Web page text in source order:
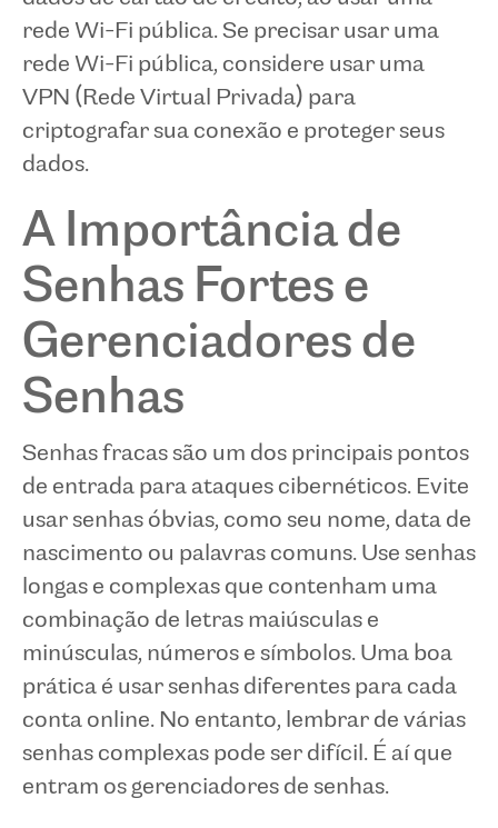
rede Wi-Fi pública. Se precisar usar uma
rede Wi-Fi pública, considere usar uma
VPN (Rede Virtual Privada) para
criptografar sua conexão e proteger seus
dados.
A Importância de
Senhas Fortes e
Gerenciadores de
Senhas
Senhas fracas são um dos principais pontos
de entrada para ataques cibernéticos. Evite
usar senhas óbvias, como seu nome, data de
nascimento ou palavras comuns. Use senhas
longas e complexas que contenham uma
combinação de letras maiúsculas e
minúsculas, números e símbolos. Uma boa
prática é usar senhas diferentes para cada
conta online. No entanto, lembrar de várias
senhas complexas pode ser difícil. É aí que
entram os gerenciadores de senhas.